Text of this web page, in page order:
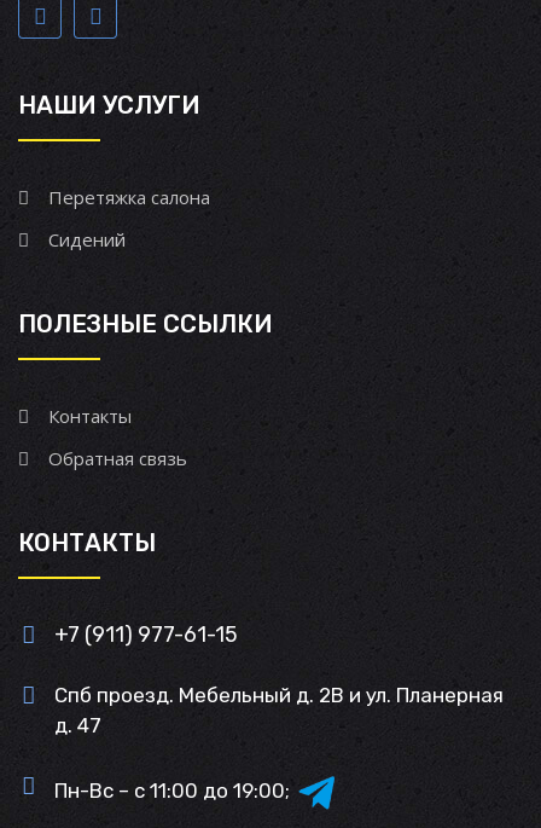
НАШИ УСЛУГИ
Перетяжка салона
Сидений
ПОЛЕЗНЫЕ ССЫЛКИ
Контакты
Обратная связь
КОНТАКТЫ
+7 (911) 977-61-15
Спб проезд. Мебельный д. 2В и ул. Планерная
д. 47
Пн-Вс – с 11:00 до 19:00;